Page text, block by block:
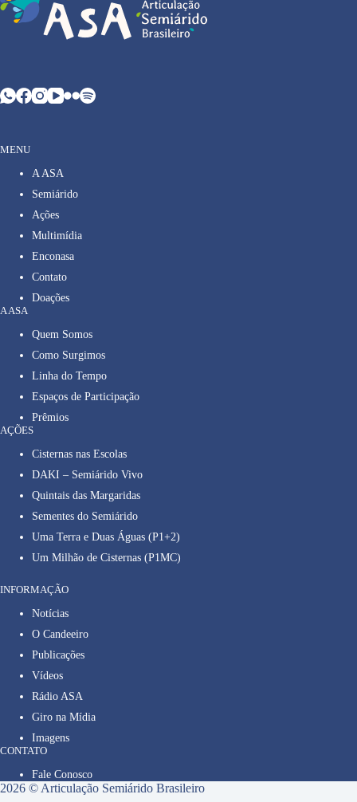
MENU
A ASA
Semiárido
Ações
Multimídia
Enconasa
Contato
Doações
A ASA
Quem Somos
Como Surgimos
Linha do Tempo
Espaços de Participação
Prêmios
AÇÕES
Cisternas nas Escolas
DAKI – Semiárido Vivo
Quintais das Margaridas
Sementes do Semiárido
Uma Terra e Duas Águas (P1+2)
Um Milhão de Cisternas (P1MC)
INFORMAÇÃO
Notícias
O Candeeiro
Publicações
Vídeos
Rádio ASA
Giro na Mídia
Imagens
CONTATO
Fale Conosco
2026 © Articulação Semiárido Brasileiro